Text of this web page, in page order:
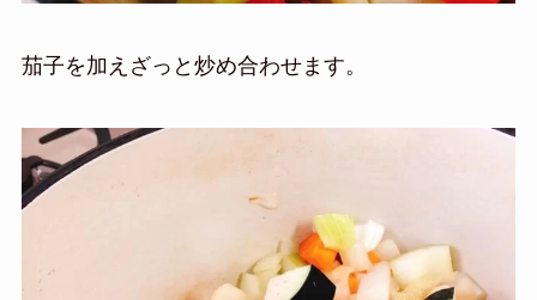
茄子を加えざっと炒め合わせます。